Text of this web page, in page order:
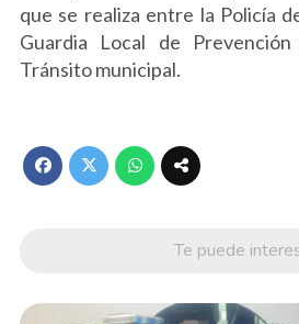
que se realiza entre la Policía
Guardia Local de
Tránsito municipal.
Te puede